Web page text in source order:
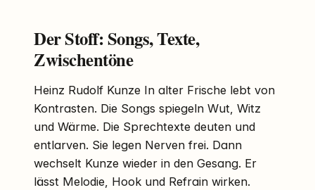
Der Stoff: Songs, Texte,
Zwischentöne
Heinz Rudolf Kunze In alter Frische lebt von
Kontrasten. Die Songs spiegeln Wut, Witz
und Wärme. Die Sprechtexte deuten und
entlarven. Sie legen Nerven frei. Dann
wechselt Kunze wieder in den Gesang. Er
lässt Melodie, Hook und Refrain wirken.